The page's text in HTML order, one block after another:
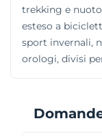
trekking e
esteso a
sport invernali,
orologi, divisi